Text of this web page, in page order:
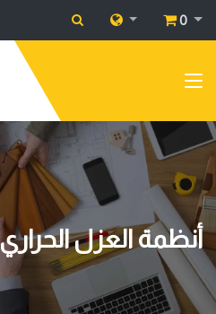
0
أنظمة العزل الحراري